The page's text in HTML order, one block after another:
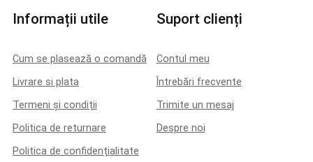
Informații utile
Cum se plasează o comandă
Livrare si plata
Termeni și condiții
Politica de returnare
Politica de confidențialitate
Suport clienți
Contul meu
Întrebări frecvente
Trimite un mesaj
Despre noi